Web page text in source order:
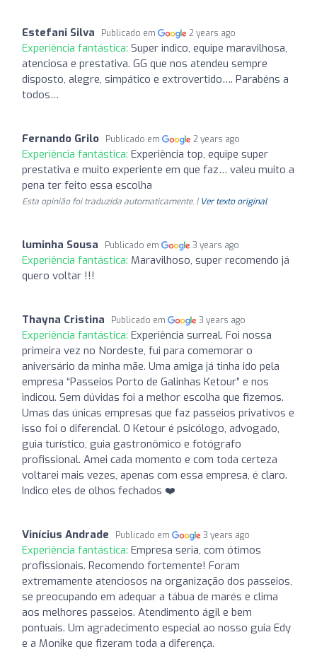
Estefani Silva Publicado em 2 years ago
Experiência fantástica: Super indico, equipe maravilhosa,
atenciosa e prestativa. GG que nos atendeu sempre
disposto, alegre, simpático e extrovertido…. Parabéns a
todos…
Fernando Grilo Publicado em 2 years ago
Experiência fantástica: Experiência top, equipe super
prestativa e muito experiente em que faz… valeu muito a
pena ter feito essa escolha
Esta opinião foi traduzida automaticamente. | Ver texto original
luminha Sousa Publicado em 3 years ago
Experiência fantástica: Maravilhoso, super recomendo já
quero voltar !!!
Thayna Cristina Publicado em 3 years ago
Experiência fantástica: Experiência surreal. Foi nossa
primeira vez no Nordeste, fui para comemorar o
aniversário da minha mãe. Uma amiga já tinha ido pela
empresa “Passeios Porto de Galinhas Ketour” e nos
indicou. Sem dúvidas foi a melhor escolha que fizemos.
Umas das únicas empresas que faz passeios privativos e
isso foi o diferencial. O Ketour é psicólogo, advogado,
guia turístico, guia gastronômico e fotógrafo
profissional. Amei cada momento e com toda certeza
voltarei mais vezes, apenas com essa empresa, é claro.
Indico eles de olhos fechados ❤️
Vinícius Andrade Publicado em 3 years ago
Experiência fantástica: Empresa seria, com ótimos
profissionais. Recomendo fortemente! Foram
extremamente atenciosos na organização dos passeios,
se preocupando em adequar a tábua de marés e clima
aos melhores passeios. Atendimento ágil e bem
pontuais. Um agradecimento especial ao nosso guia Edy
e a Monike que fizeram toda a diferença.